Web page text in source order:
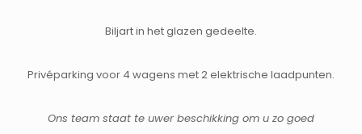
Biljart in het glazen gedeelte.
Privéparking voor 4 wagens met 2 elektrische laadpunten.
Ons team staat te uwer beschikking om u zo goed